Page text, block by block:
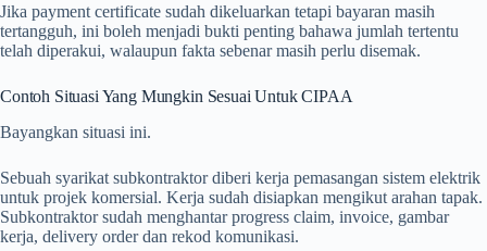
Jika payment certificate sudah dikeluarkan tetapi bayaran masih
tertangguh, ini boleh menjadi bukti penting bahawa jumlah tertentu
telah diperakui, walaupun fakta sebenar masih perlu disemak.
Contoh Situasi Yang Mungkin Sesuai Untuk CIPAA
Bayangkan situasi ini.
Sebuah syarikat subkontraktor diberi kerja pemasangan sistem elektrik
untuk projek komersial. Kerja sudah disiapkan mengikut arahan tapak.
Subkontraktor sudah menghantar progress claim, invoice, gambar
kerja, delivery order dan rekod komunikasi.